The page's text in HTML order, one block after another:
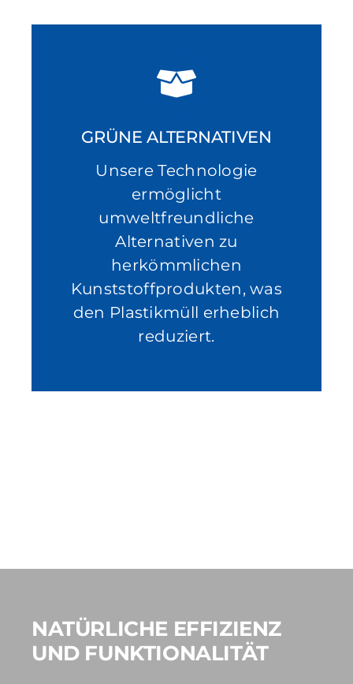
GRÜNE ALTERNATIVEN
Unsere Technologie
ermöglicht
umweltfreundliche
Alternativen zu
herkömmlichen
Kunststoffprodukten, was
den Plastikmüll erheblich
reduziert.
NATÜRLICHE EFFIZIENZ
UND FUNKTIONALITÄT